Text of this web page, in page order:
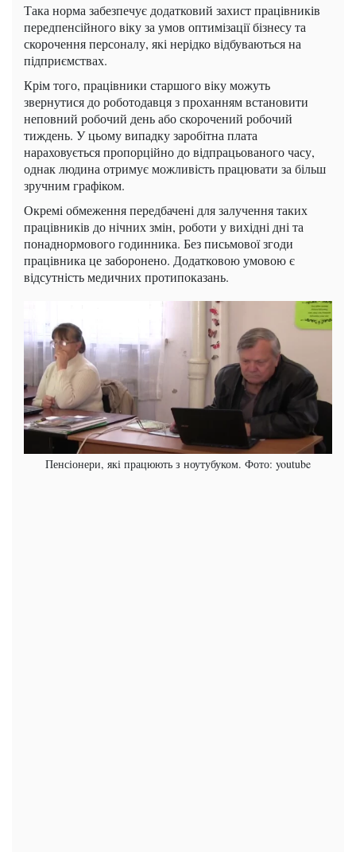
Така норма забезпечує додатковий захист працівників
передпенсійного віку за умов оптимізації бізнесу та
скорочення персоналу, які нерідко відбуваються на
підприємствах.
Крім того, працівники старшого віку можуть
звернутися до роботодавця з проханням встановити
неповний робочий день або скорочений робочий
тиждень. У цьому випадку заробітна плата
нараховується пропорційно до відпрацьованого часу,
однак людина отримує можливість працювати за більш
зручним графіком.
Окремі обмеження передбачені для залучення таких
працівників до нічних змін, роботи у вихідні дні та
понаднормового годинника. Без письмової згоди
працівника це заборонено. Додатковою умовою є
відсутність медичних протипоказань.
Пенсіонери, які працюють з ноутубуком. Фото: youtube